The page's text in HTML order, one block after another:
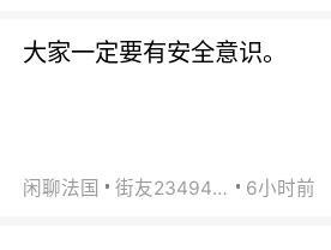
大家一定要有安全意识。
闲聊法国 街友23494008 6小时前